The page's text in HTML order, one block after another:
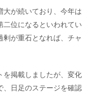
大が続いており、今年は
二位になるといわれてい
剰が重石となれば、チャ
を掲載しましたが、変化
、日足のステージを確認